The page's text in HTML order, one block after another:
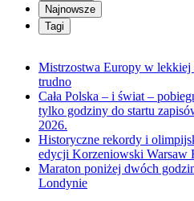
Najnowsze
Tagi
Mistrzostwa Europy w lekkiej
trudno
Cała Polska – i świat –
tylko godziny do startu
2026.
Historyczne rekordy i
edycji Korzeniowski Warsaw
Maraton poniżej dwóch
Londynie